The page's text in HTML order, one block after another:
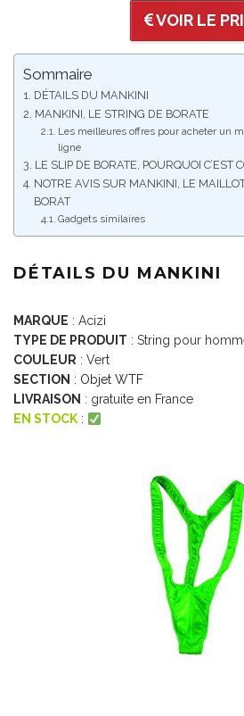
VOIR LE
Sommaire
DÉTAILS DU MANKINI
MANKINI, LE STRING DE BORATE
Les meilleures offres pour acheter un
ligne
LE SLIP DE BORATE, POURQUOI C’EST
NOTRE AVIS SUR MANKINI, LE
BORAT
Gadgets similaires
DÉTAILS DU MANKINI
MARQUE : Acizi
TYPE DE PRODUIT : String pour
COULEUR : Vert
SECTION : Objet WTF
LIVRAISON : gratuite en France
EN STOCK :